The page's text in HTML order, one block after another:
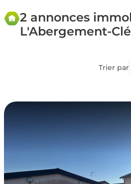
2 annonces
L'Abergement-
Trier par